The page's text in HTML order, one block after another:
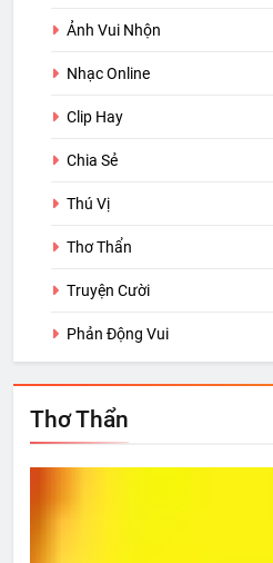
Ảnh Vui Nhộn
Nhạc Online
Clip Hay
Chia Sẻ
Thú Vị
Thơ Thẩn
Truyện Cười
Phản Động Vui
Thơ Thẩn